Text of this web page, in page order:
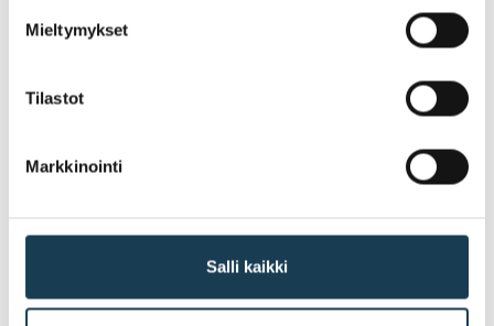
Mieltymykset
Tilastot
Markkinointi
Salli kaikki
Möjliggör sökning av uppgifter i EU-